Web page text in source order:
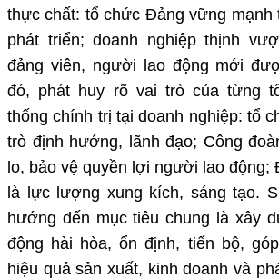
thực chất: tổ chức Đảng vững mạnh
phát triển; doanh nghiệp thịnh
đảng viên, người lao động mới
đó, phát huy rõ vai trò của từng
thống chính trị tại doanh nghiệp: tổ
trò định hướng, lãnh đạo; Công
lo, bảo vệ quyền lợi người lao động;
là lực lượng xung kích, sáng tạo.
hướng đến mục tiêu chung là xây
động hài hòa, ổn định, tiến bộ,
hiệu quả sản xuất, kinh doanh và